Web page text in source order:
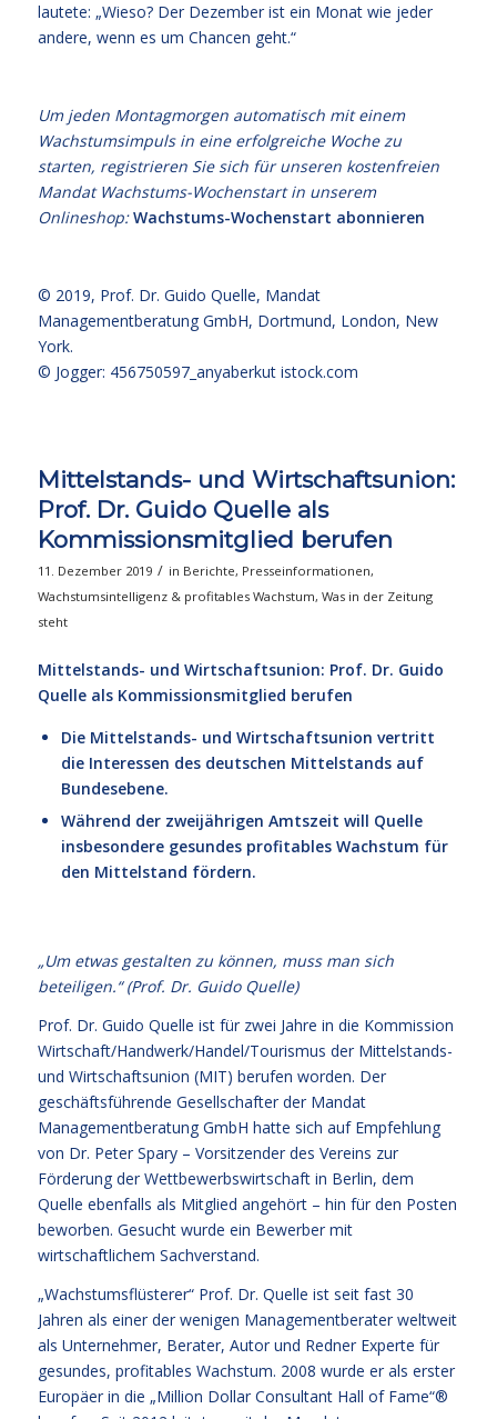
lautete: „Wieso? Der Dezember ist ein Monat wie jeder
andere, wenn es um Chancen geht.“
Um jeden Montagmorgen automatisch mit einem
Wachstumsimpuls in eine erfolgreiche Woche zu
starten, registrieren Sie sich für unseren kostenfreien
Mandat Wachstums-Wochenstart in unserem
Onlineshop:Wachstums-Wochenstart abonnieren
© 2019, Prof. Dr. Guido Quelle, Mandat
Managementberatung GmbH, Dortmund, London, New
York.
© Jogger: 456750597_anyaberkut istock.com
Mittelstands- und Wirtschaftsunion:
Prof. Dr. Guido Quelle als
Kommissionsmitglied berufen
11. Dezember 2019 / in Berichte, Presseinformationen,
Wachstumsintelligenz & profitables Wachstum, Was in der Zeitung
steht
Mittelstands- und Wirtschaftsunion: Prof. Dr. Guido
Quelle als Kommissionsmitglied berufen
Die Mittelstands- und Wirtschaftsunion vertritt
die Interessen des deutschen Mittelstands auf
Bundesebene.
Während der zweijährigen Amtszeit will Quelle
insbesondere gesundes profitables Wachstum für
den Mittelstand fördern.
„Um etwas gestalten zu können, muss man sich
beteiligen.“ (Prof. Dr. Guido Quelle)
Prof. Dr. Guido Quelle ist für zwei Jahre in die Kommission
Wirtschaft/Handwerk/Handel/Tourismus der Mittelstands-
und Wirtschaftsunion (MIT) berufen worden. Der
geschäftsführende Gesellschafter der Mandat
Managementberatung GmbH hatte sich auf Empfehlung
von Dr. Peter Spary – Vorsitzender des Vereins zur
Förderung der Wettbewerbswirtschaft in Berlin, dem
Quelle ebenfalls als Mitglied angehört – hin für den Posten
beworben. Gesucht wurde ein Bewerber mit
wirtschaftlichem Sachverstand.
„Wachstumsflüsterer“ Prof. Dr. Quelle ist seit fast 30
Jahren als einer der wenigen Managementberater weltweit
als Unternehmer, Berater, Autor und Redner Experte für
gesundes, profitables Wachstum. 2008 wurde er als erster
Europäer in die „Million Dollar Consultant Hall of Fame“®